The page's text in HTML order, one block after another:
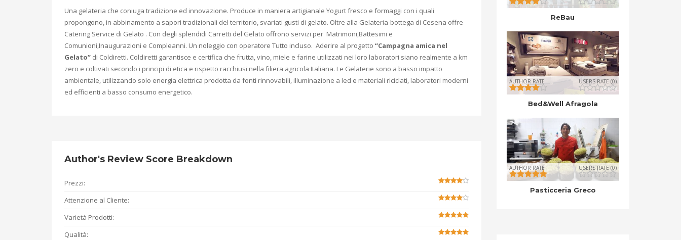
Una gelateria che coniuga tradizione ed innovazione. Produce in maniera artigianale Yogurt fresco e formaggi con i quali
propongono, in abbinamento a sapori tradizionali del territorio, svariati gusti di gelato. Oltre alla Gelateria-bottega di Cesena offre
Catering Service di Gelato . Con degli splendidi Carretti del Gelato offrono servizi per Matrimoni,Battesimi e
Comunioni,Inaugurazioni e Compleanni. Un noleggio con operatore Tutto incluso. Aderire al progetto “Campagna amica nel
Gelato” di Coldiretti. Coldiretti garantisce e certifica che frutta, vino, miele e farine utilizzati nei loro laboratori siano realmente a km
zero e coltivati secondo i principi di etica e rispetto racchiusi nella filiera agricola Italiana. Le Gelaterie sono a basso impatto
ambientale, utilizzando solo energia elettrica prodotta da fonti rinnovabili, illuminazione a led e materiali riciclati, laboratori moderni
ed efficienti a basso consumo energetico.
Author's Review Score Breakdown
Prezzi:
Attenzione al Cliente:
Varietà Prodotti:
Qualità:
ReBau
AUTHOR RATE USERS RATE (0)
Bed&Well Afragola
AUTHOR RATE USERS RATE (0)
Pasticceria Greco